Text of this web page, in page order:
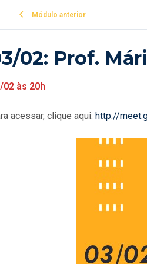
Módulo anterior
02: Prof.
02 às 20h
acessar, clique aqui: http://